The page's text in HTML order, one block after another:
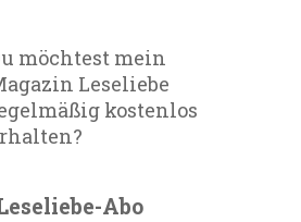
möchtest mein
Leseliebe
kostenlos
Abo